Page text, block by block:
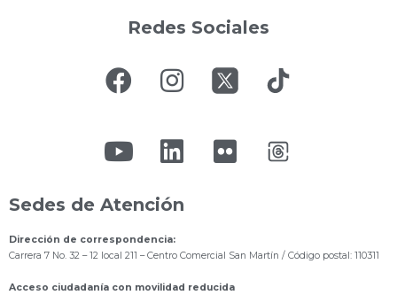
Redes Sociales
Sedes de Atención
Dirección de correspondencia:
Carrera 7 No. 32 – 12 local 211 – Centro Comercial San Martín / Código postal: 110311
Acceso ciudadanía con movilidad reducida